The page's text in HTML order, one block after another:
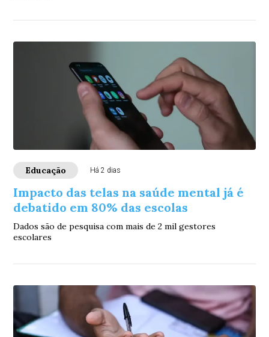
Educação Há 2 dias
Impacto das telas na saúde mental já é
debatido em 80% das escolas
Dados são de pesquisa com mais de 2 mil gestores
escolares